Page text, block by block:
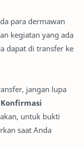
para dermawan
kegiatan yang ada
dapat di transfer ke
jangan lupa
Konfirmasi
untuk bukti
saat Anda